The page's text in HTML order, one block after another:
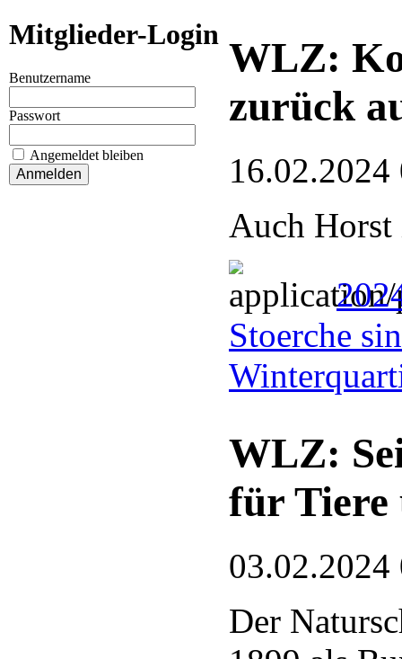
Mitglieder-Login
Benutzername
Passwort
Angemeldet bleiben
WLZ:
zurück
16.02.2024
Auch Horst
Stoerche
WLZ:
für Tiere
03.02.2024
Der